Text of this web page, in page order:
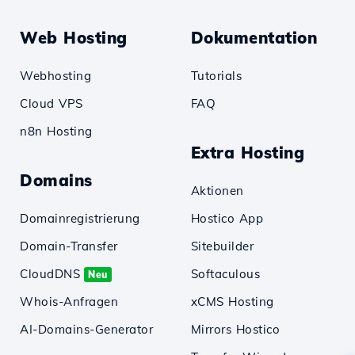
Web Hosting
Webhosting
Cloud VPS
n8n Hosting
Domains
Domainregistrierung
Domain-Transfer
CloudDNS
Neu
Whois-Anfragen
AI-Domains-Generator
Dokumentation
Tutorials
FAQ
Extra Hosting
Aktionen
Hostico App
Sitebuilder
Softaculous
xCMS Hosting
Mirrors Hostico